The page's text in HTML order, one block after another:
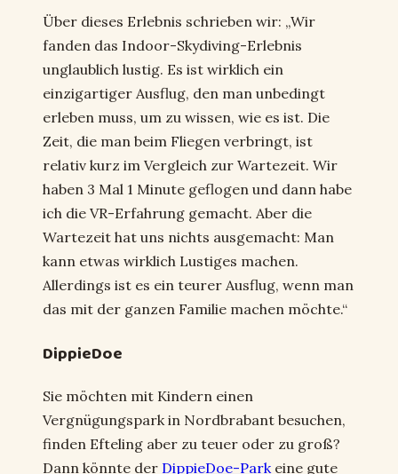
Über dieses Erlebnis schrieben wir: „Wir
fanden das Indoor-Skydiving-Erlebnis
unglaublich lustig. Es ist wirklich ein
einzigartiger Ausflug, den man unbedingt
erleben muss, um zu wissen, wie es ist. Die
Zeit, die man beim Fliegen verbringt, ist
relativ kurz im Vergleich zur Wartezeit. Wir
haben 3 Mal 1 Minute geflogen und dann habe
ich die VR-Erfahrung gemacht. Aber die
Wartezeit hat uns nichts ausgemacht: Man
kann etwas wirklich Lustiges machen.
Allerdings ist es ein teurer Ausflug, wenn man
das mit der ganzen Familie machen möchte.“
DippieDoe
Sie möchten mit Kindern einen
Vergnügungspark in Nordbrabant besuchen,
finden Efteling aber zu teuer oder zu groß?
Dann könnte der DippieDoe-Park eine gute